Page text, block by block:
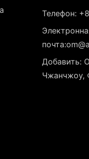
Телефон:
Добавить:
Чжанчжоу,